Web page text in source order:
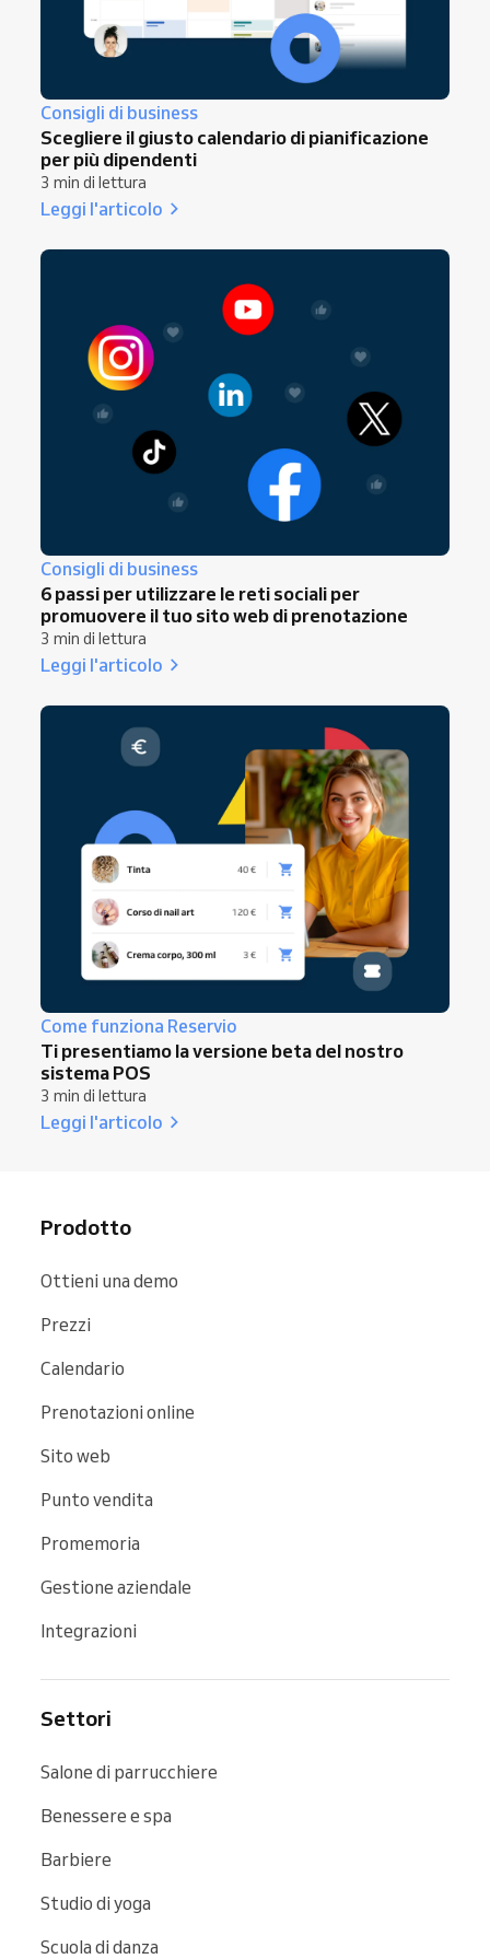
Consigli di business
Scegliere il giusto calendario di pianificazione
per più dipendenti
3 min di lettura
Leggi l'articolo
Consigli di business
6 passi per utilizzare le reti sociali per
promuovere il tuo sito web di prenotazione
3 min di lettura
Leggi l'articolo
Come funziona Reservio
Ti presentiamo la versione beta del nostro
sistema POS
3 min di lettura
Leggi l'articolo
Prodotto
Ottieni una demo
Prezzi
Calendario
Prenotazioni online
Sito web
Punto vendita
Promemoria
Gestione aziendale
Integrazioni
Settori
Salone di parrucchiere
Benessere e spa
Barbiere
Studio di yoga
Scuola di danza